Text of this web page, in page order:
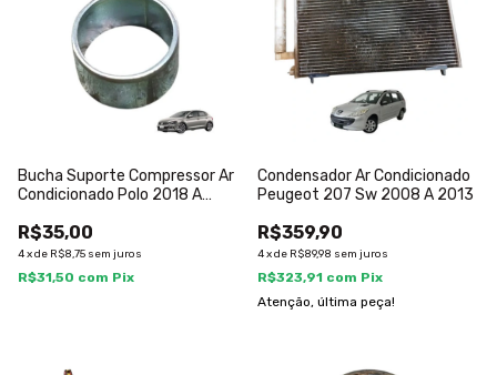
Bucha Suporte Compressor Ar
Condicionado Polo 2018 A
R$35,00
4xde R$8,75 sem juros
R$31,50 com Pix
Condensador Ar Condicionado
Peugeot 207 Sw 2008 A 2013
R$359,90
4xde R$89,98 sem juros
R$323,91 com Pix
Atenção, última peça!